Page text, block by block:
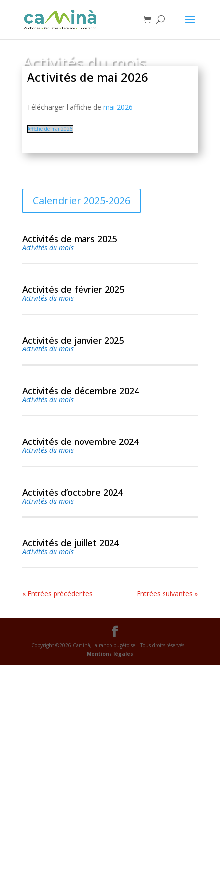
Activités du mois
Activités de mai 2026
Télécharger l'affiche de mai 2026
Affiche de mai 2026
Calendrier 2025-2026
Activités de mars 2025
Activités du mois
Activités de février 2025
Activités du mois
Activités de janvier 2025
Activités du mois
Activités de décembre 2024
Activités du mois
Activités de novembre 2024
Activités du mois
Activités d’octobre 2024
Activités du mois
Activités de juillet 2024
Activités du mois
« Entrées précédentes Entrées suivantes »
Copyright ©2026 Caminà, la rando pugétoise | Tous droits réservés |
Mentions légales